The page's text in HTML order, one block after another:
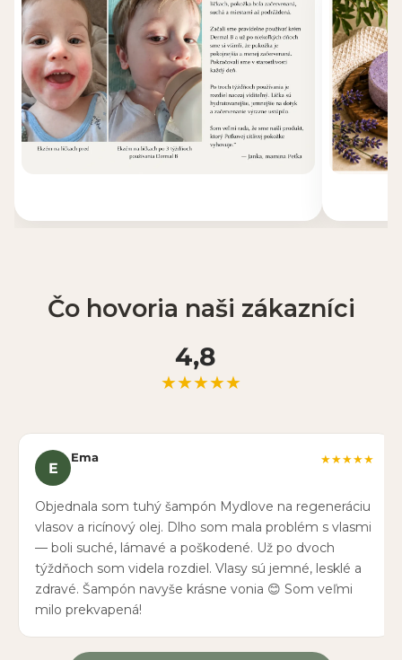
Čo hovoria naši zákazníci
4,8
★★★★★
E
Ema ★★★★★
Objednala som tuhý šampón Mydlove na regeneráciu
vlasov a ricínový olej. Dlho som mala problém s vlasmi
— boli suché, lámavé a poškodené. Už po dvoch
týždňoch som videla rozdiel. Vlasy sú jemné, lesklé a
zdravé. Šampón navyše krásne vonia 😊 Som veľmi
milo prekvapená!